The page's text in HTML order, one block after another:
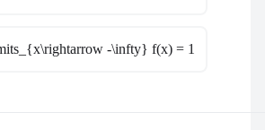
-\infty} f(x) = 1